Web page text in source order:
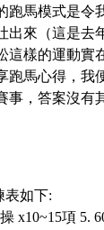
馬模式是
來（這是
樣的運動
馬心得，
，答案沒
表如下:
項 5.